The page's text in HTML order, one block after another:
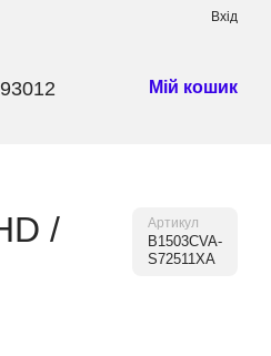
Вхід
Мій кошик
/
Артикул
B1503CVA-
S72511XA